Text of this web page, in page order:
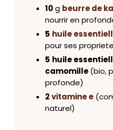
10g beurre de
nourrir en
5 huile
pour ses
5 huile
camomille(bio,
profonde)
2vitamine e
naturel)